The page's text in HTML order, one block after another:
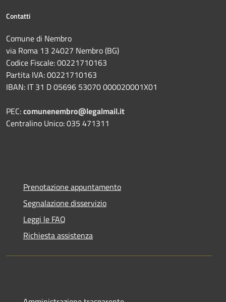
Contatti
Comune di Nembro
via Roma 13 24027 Nembro (BG)
Codice Fiscale: 00221710163
Partita IVA: 00221710163
IBAN: IT 31 D 05696 53070 000020001X01
PEC:comunenembro@legalmail.it
Centralino Unico: 035 471311
Prenotazione appuntamento
Segnalazione disservizio
Leggi le FAQ
Richiesta assistenza